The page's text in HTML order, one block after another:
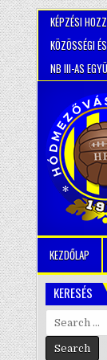
KÉPZÉSI
KÖZÖSSÉGI
NB III-AS
KEZDŐLAP
KERESÉS
Search
for: